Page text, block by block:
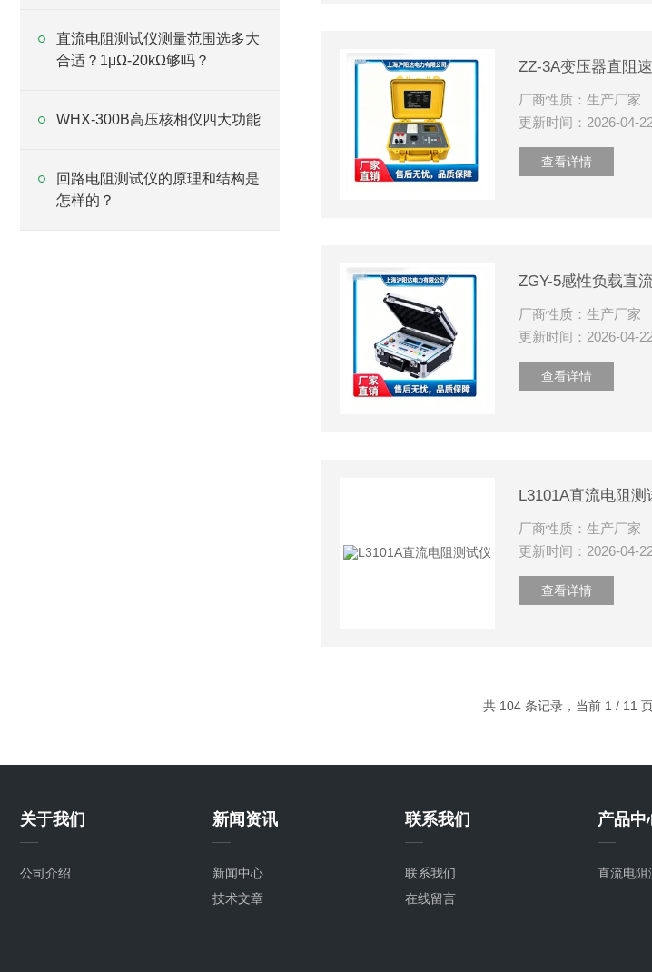
直流电阻测试仪测量范围选多大
合适？1μΩ-20kΩ够吗？
WHX-300B高压核相仪四大功能
回路电阻测试仪的原理和结构是
怎样的？
ZZ-3A变压器直阻
厂商性质：生产厂家
更新时间：2026-04-
查看详情
ZGY-5感性负载直
厂商性质：生产厂家
更新时间：2026-04-
查看详情
L3101A直流电阻测
厂商性质：生产厂家
更新时间：2026-04-
查看详情
共 104 条记录，当前 1 / 11
关于我们
公司介绍
新闻资讯
新闻中心
技术文章
联系我们
联系我们
在线留言
产品中
直流电阻